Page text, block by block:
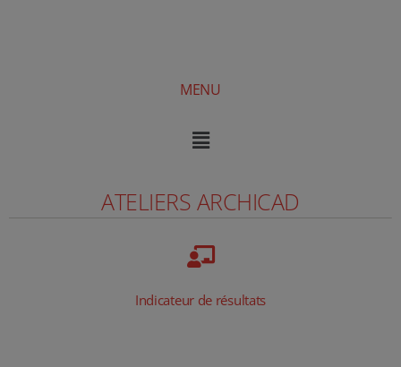
MENU
ATELIERS ARCHICAD
Indicateur de résultats